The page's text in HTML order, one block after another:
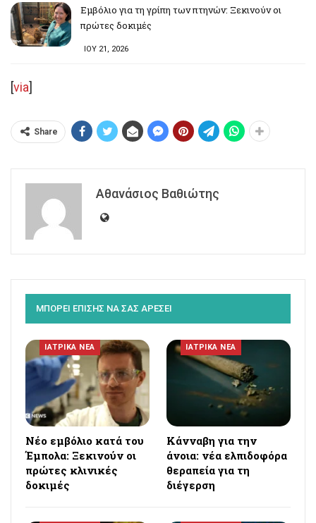
Εμβόλιο για τη γρίπη των πτηνών: Ξεκινούν οι
πρώτες δοκιμές
ΙΟΥ 21, 2026
[via]
Share
Αθανάσιος Βαθιώτης
ΜΠΟΡΕΙ ΕΠΙΣΗΣ ΝΑ ΣΑΣ ΑΡΕΣΕΙ
ΙΑΤΡΙΚΑ ΝΕΑ
Νέο εμβόλιο κατά του
Έμπολα: Ξεκινούν οι
πρώτες κλινικές
δοκιμές
ΙΑΤΡΙΚΑ ΝΕΑ
Κάνναβη για την
άνοια: νέα ελπιδοφόρα
θεραπεία για τη
διέγερση